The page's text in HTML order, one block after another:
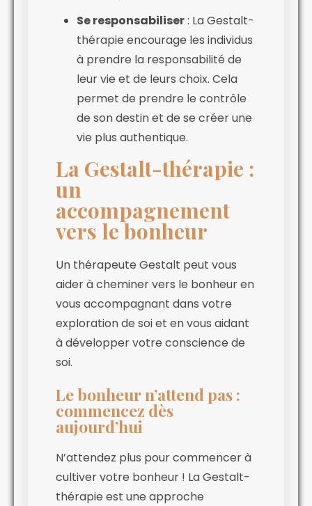
Se responsabiliser: La Gestalt-
thérapie encourage les individus
à prendre la responsabilité de
leur vie et de leurs choix. Cela
permet de prendre le contrôle
de son destin et de se créer une
vie plus authentique.
La Gestalt-thérapie :
un
accompagnement
vers le bonheur
Un thérapeute Gestalt peut vous
aider à cheminer vers le bonheur en
vous accompagnant dans votre
exploration de soi et en vous aidant
à développer votre conscience de
soi.
Le bonheur n’attend pas :
commencez dès
aujourd’hui
N’attendez plus pour commencer à
cultiver votre bonheur ! La Gestalt-
thérapie est une approche